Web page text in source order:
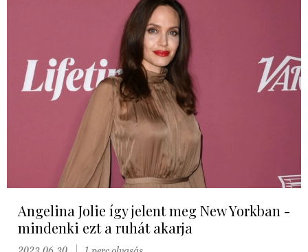
Angelina Jolie így jelent meg New Yorkban -
mindenki ezt a ruhát akarja